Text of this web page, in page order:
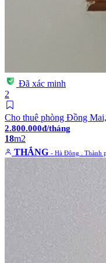
Đã xác minh
2
Cho thuê phòng Đồng
2.800.000đ/tháng
18m2
THẮNG - Hà Đông . Thành